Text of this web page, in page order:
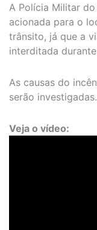
A Polícia Militar
acionada para o
trânsito, já que a
interditada
As causas do
serão investigadas.
Veja o vídeo: